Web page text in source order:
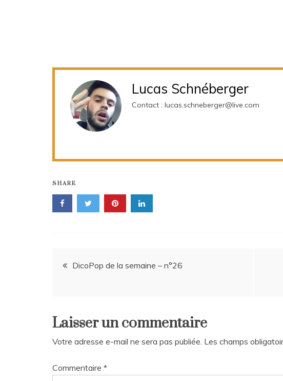
Lucas Schnéberger
Contact : lucas.schneberger@live.com
SHARE
Navigation
l’article
DicoPop de la semaine – n°26
Laisser un commentaire
Votre adresse e-mail ne sera pas publiée. Les champs
Commentaire *